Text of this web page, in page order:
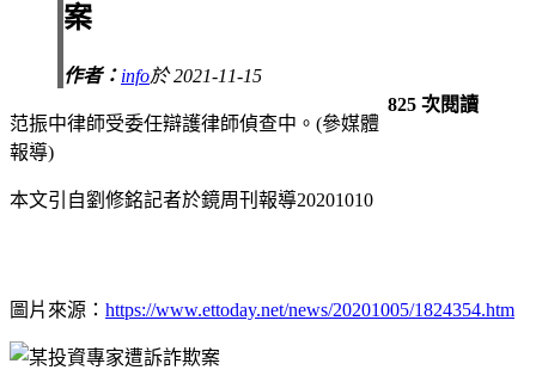
案
作者： info於 2021-11-15
825 次閱讀
范振中律師受委任辯護律師偵查中。(參媒體
報導)
本文引自劉修銘記者於鏡周刊報導20201010
圖片來源： https://www.ettoday.net/news/20201005/1824354.htm